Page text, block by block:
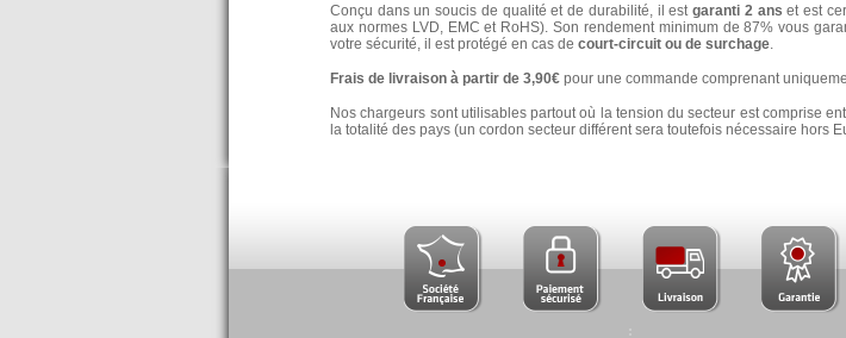
Conçu dans un soucis de qualité et de durabilité, il estgaranti 2 ans et est
aux normes LVD, EMC et RoHS). Son rendement minimum de 87% vous
votre sécurité, il est protégé en cas de court-circuit ou de surchage.
Frais de livraison à partir de 3,90€ pour une commande comprenant
Nos chargeurs sont utilisables partout où la tension du secteur est comprise
la totalité des pays (un cordon secteur différent sera toutefois nécessaire hors